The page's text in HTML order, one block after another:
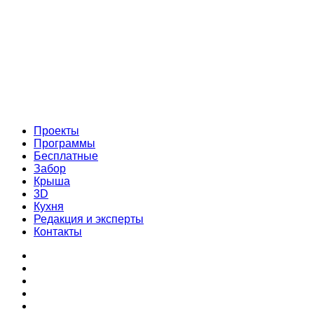
Проекты
Программы
Бесплатные
Забор
Крыша
3D
Кухня
Редакция и эксперты
Контакты